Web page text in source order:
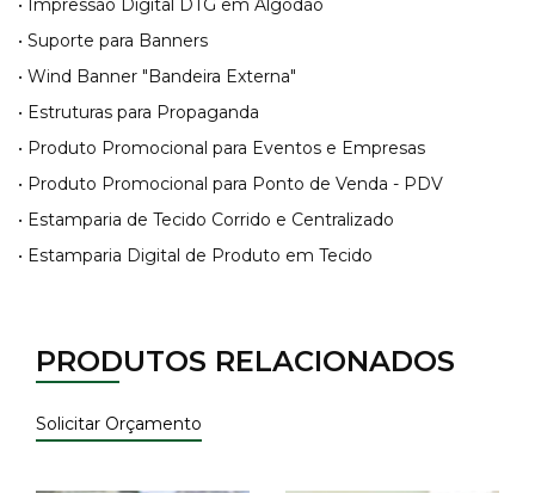
• Impressão Digital DTG em Algodão
• Suporte para Banners
• Wind Banner "Bandeira Externa"
• Estruturas para Propaganda
• Produto Promocional para Eventos e Empresas
• Produto Promocional para Ponto de Venda - PDV
• Estamparia de Tecido Corrido e Centralizado
• Estamparia Digital de Produto em Tecido
PRODUTOS RELACIONADOS
Solicitar Orçamento
Fique por dentro!
Receba as últimas novidades e
promoções diretamente no seu e-mail.